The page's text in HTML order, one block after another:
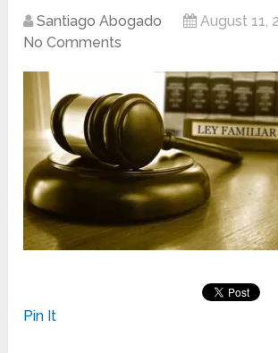
Santiago Abogado
August 11,
No Comments
Pin It